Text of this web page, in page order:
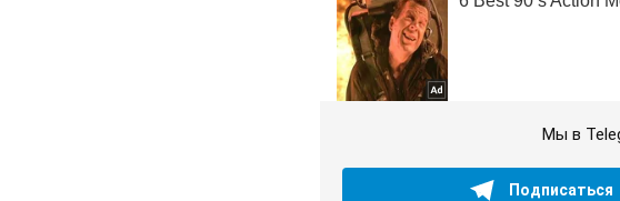
Мы в
Подписаться